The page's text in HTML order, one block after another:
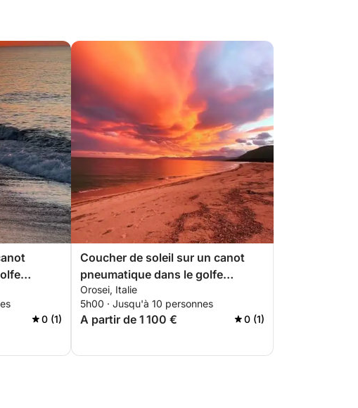
à bord et
0 (1)
Coucher de soleil sur un canot
pneumatique dans le golfe
d'Orosei : apéritif à bord et
criques au coucher du soleil
Orosei, Italie
5h00 · Jusqu'à 10 personnes
A partir de 1 100 € 0 (1)